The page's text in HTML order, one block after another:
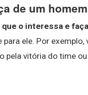
de um
o interessa e
ele. Por
pela vitória do time